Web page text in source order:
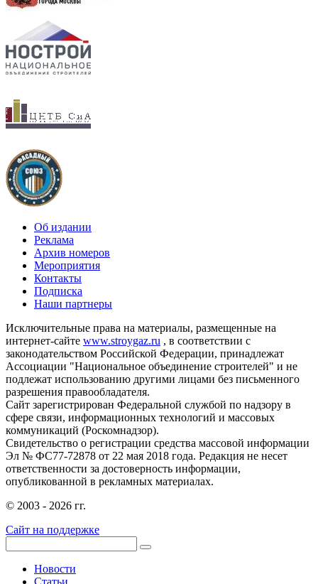
Об издании
Реклама
Архив номеров
Мероприятия
Контакты
Подписка
Наши партнеры
Исключительные права на материалы, размещенные на
интернет-сайте www.stroygaz.ru , в соответствии с
законодательством Российской Федерации, принадлежат
Ассоциации "Национальное объединение строителей" и не
подлежат использованию другими лицами без письменного
разрешения правообладателя.
Сайт зарегистрирован Федеральной службой по надзору в
сфере связи, информационных технологий и массовых
коммуникаций (Роскомнадзор).
Свидетельство о регистрации средства массовой информации
Эл № ФС77-72878 от 22 мая 2018 года. Редакция не несет
ответственности за достоверность информации,
опубликованной в рекламных материалах.
© 2003 - 2026 гг.
Сайт на поддержке
Новости